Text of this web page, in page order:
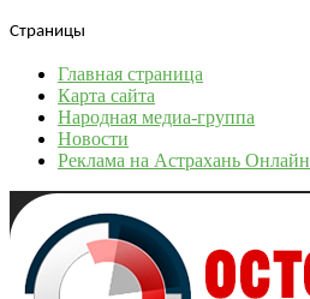
Страницы
Главная страница
Карта сайта
Народная медиа-группа
Новости
Реклама на Астрахань Онлайн